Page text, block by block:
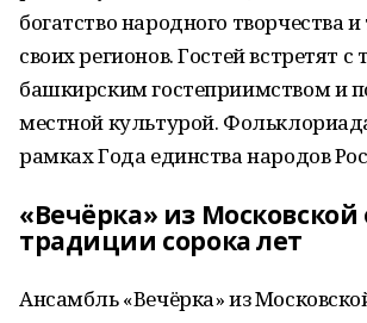
богатство народного творчества
своих регионов. Гостей встретят
башкирским гостеприимством и
местной культурой.
рамках Года единства народов
«Вечёрка» из Московской
традиции сорока лет
Ансамбль «Вечёрка» из